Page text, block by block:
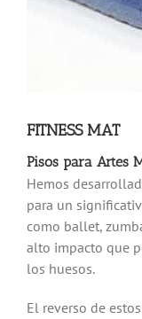
FITNESS MAT
Pisos para Artes
Hemos
para un
como ballet,
alto impacto que
los huesos.
El reverso de